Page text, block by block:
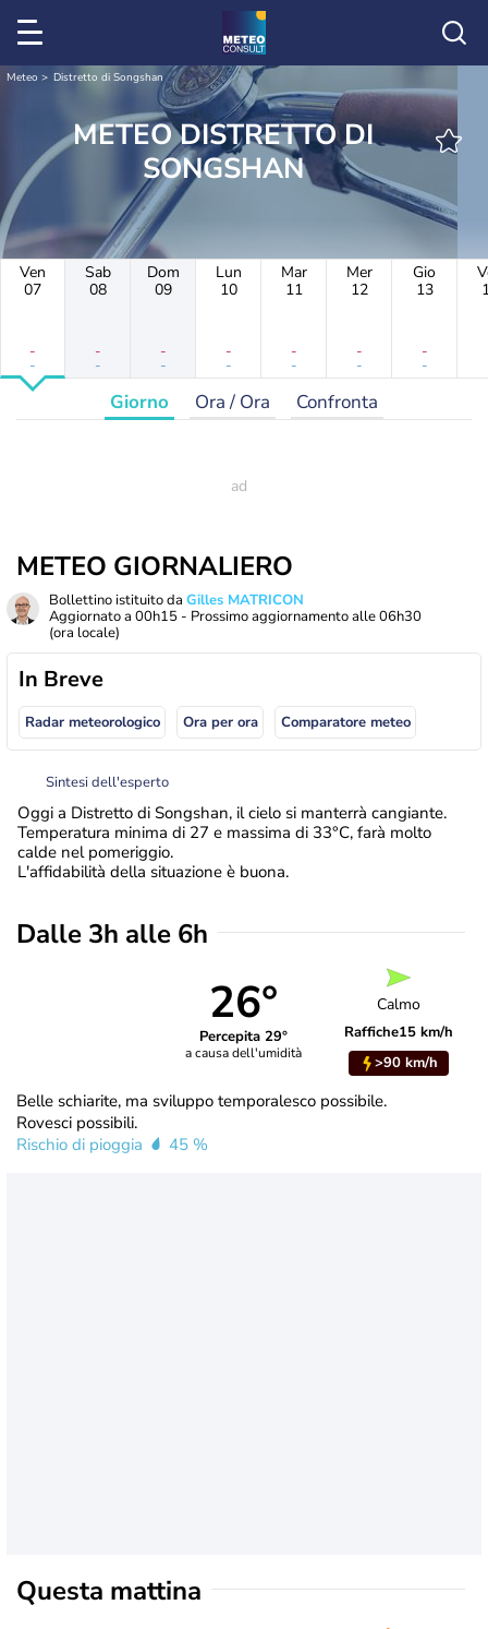
Meteo Distretto di Songshan
METEO DISTRETTO DI
SONGSHAN
Ven
07
-
-
Sab
08
-
-
Dom
09
-
-
Lun
10
-
-
Mar
11
-
-
Mer
12
-
-
Gio
13
-
-
Giorno Ora / Ora Confronta
METEO GIORNALIERO
Bollettino istituito da Gilles MATRICON
Aggiornato a 00h15 - Prossimo aggiornamento alle06h30
(ora locale)
In Breve
Radar meteorologico Ora per ora Comparatore meteo
Sintesi dell'esperto
Oggi a Distretto di Songshan, il cielo si manterrà cangiante.
Temperatura minima di 27 e massima di 33°C, farà molto
calde nel pomeriggio.
L'affidabilità della situazione è buona.
Dalle 3h alle 6h
26°
Percepita 29°
a causa dell'umidità
Calmo
Raffiche15 km/h
>90 km/h
Belle schiarite, ma sviluppo temporalesco possibile.
Rovesci possibili.
Rischio di pioggia
45 %
Questa mattina